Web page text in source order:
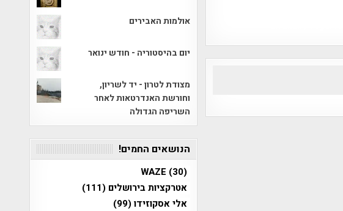
אולמות האבירים
יום בהיסטוריה - חודש ינואר
מצודת לטרון - יד לשריון,
וחורשת האנדרטאות לאחר
השריפה הגדולה
הנושאים החמים!
WAZE (30)
אטרקציות בירושלים (111)
אלי אסקוזידו(99)